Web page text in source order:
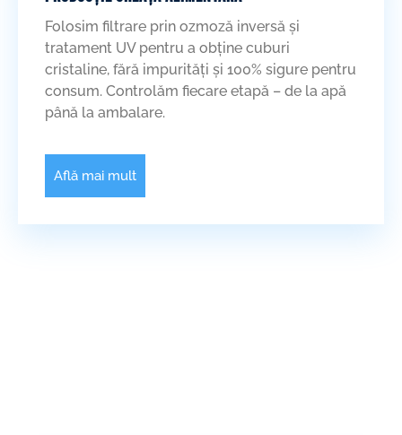
Folosim filtrare prin ozmoză inversă și
tratament UV pentru a obține cuburi
cristaline, fără impurități și 100% sigure pentru
consum. Controlăm fiecare etapă – de la apă
până la ambalare.
Află mai mult